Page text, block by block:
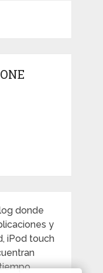
donde
y
iPod touch